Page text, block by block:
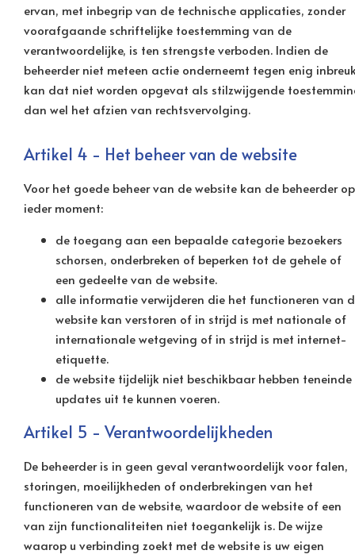
ervan, met inbegrip van de technische applicaties, zonder
voorafgaande schriftelijke toestemming van de
verantwoordelijke, is ten strengste verboden. Indien de
beheerder niet meteen actie onderneemt tegen enig
kan dat niet worden opgevat als stilzwijgende
dan wel het afzien van rechtsvervolging.
Artikel 4 - Het beheer van de website
Voor het goede beheer van de website kan de beheerder op
ieder moment:
de toegang aan een bepaalde categorie bezoekers
schorsen, onderbreken of beperken tot de gehele of
een gedeelte van de website.
alle informatie verwijderen die het functioneren van
website kan verstoren of in strijd is met nationale of
internationale wetgeving of in strijd is met internet-
etiquette.
de website tijdelijk niet beschikbaar hebben teneinde
updates uit te kunnen voeren.
Artikel 5 - Verantwoordelijkheden
De beheerder is in geen geval verantwoordelijk voor falen,
storingen, moeilijkheden of onderbrekingen van het
functioneren van de website, waardoor de website of een
van zijn functionaliteiten niet toegankelijk is. De wijze
waarop u verbinding zoekt met de website is uw eigen